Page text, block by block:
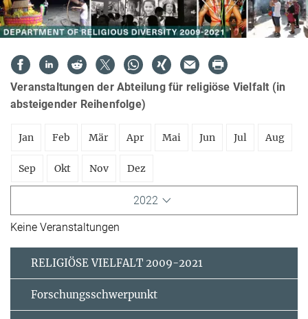
Veranstaltungen der Abteilung für religiöse Vielfalt (in
absteigender Reihenfolge)
Jan Feb Mär Apr Mai Jun Jul Aug
Sep Okt Nov Dez
2022
Keine Veranstaltungen
RELIGIÖSE VIELFALT 2009-2021
Forschungsschwerpunkt